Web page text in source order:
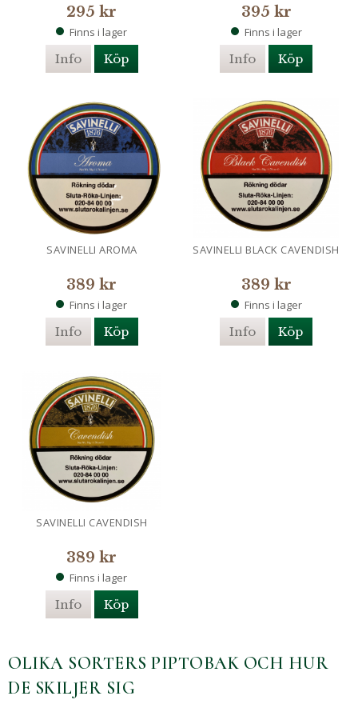
295 kr
Finns i lager
Info Köp
395 kr
Finns i lager
Info Köp
SAVINELLI AROMA
389 kr
Finns i lager
Info Köp
SAVINELLI BLACK CAVENDISH
389 kr
Finns i lager
Info Köp
SAVINELLI CAVENDISH
389 kr
Finns i lager
Info Köp
OLIKA SORTERS PIPTOBAK OCH HUR
DE SKILJER SIG